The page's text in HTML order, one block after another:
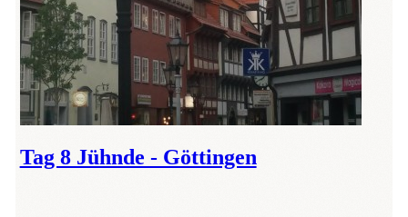
Tag 8 Jühnde - Göttingen